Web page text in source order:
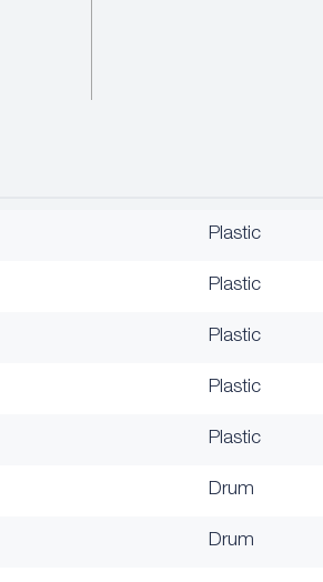
Plastic
Plastic
Plastic
Plastic
Plastic
Drum
Drum